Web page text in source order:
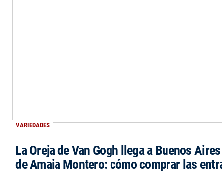
VARIEDADES
La Oreja de Van Gogh llega a Buenos
de Amaia Montero: cómo comprar las